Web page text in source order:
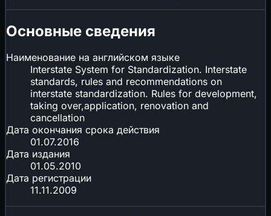
Основные сведения
Наименование на английском языке
Interstate System for Standardization. Interstate
standards, rules and recommendations on
interstate standardization. Rules for development,
taking over,application, renovation and
cancellation
Дата окончания срока действия
01.07.2016
Дата издания
01.05.2010
Дата регистрации
11.11.2009